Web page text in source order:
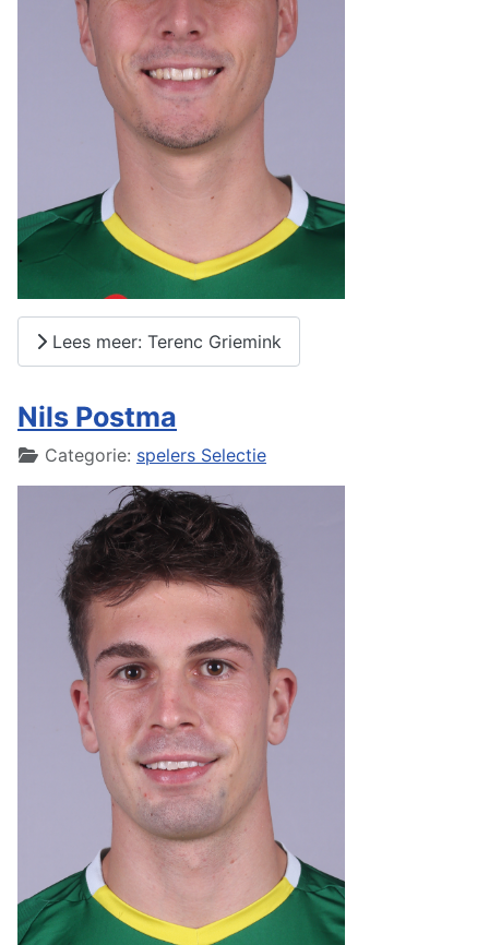
Lees meer: Terenc Griemink
Nils Postma
DetailsCategorie: spelers Selectie